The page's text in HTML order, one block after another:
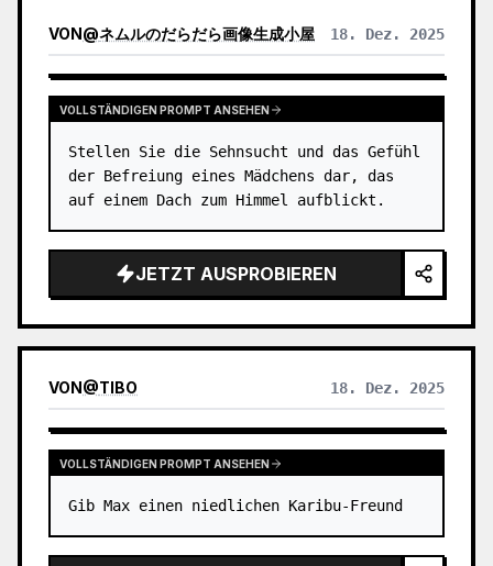
VON@ネムルのだらだら画像生成小屋 18. Dez. 2025
VOLLSTÄNDIGEN PROMPT ANSEHEN
Stellen Sie die Sehnsucht und das Gefühl
der Befreiung eines Mädchens dar, das
auf einem Dach zum Himmel aufblickt.
JETZT AUSPROBIEREN
VON@TIBO 18. Dez. 2025
VOLLSTÄNDIGEN PROMPT ANSEHEN
Gib Max einen niedlichen Karibu-Freund